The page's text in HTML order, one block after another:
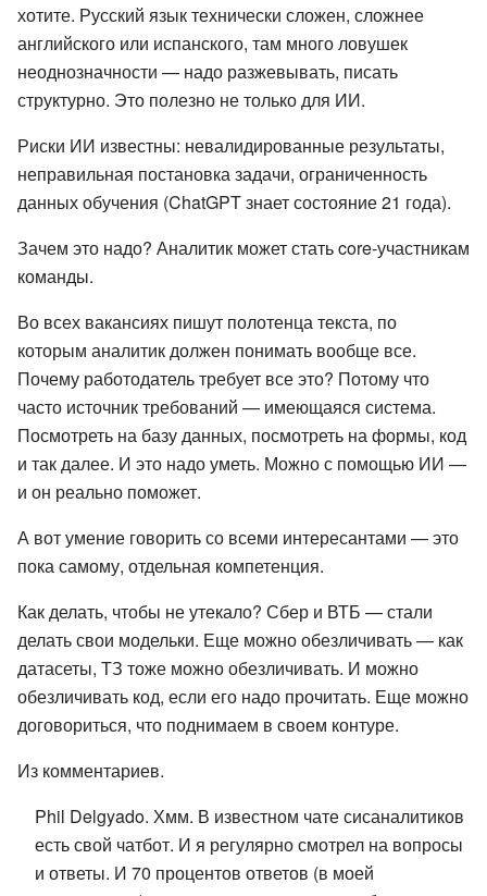
хотите. Русский язык технически сложен, сложнее
английского или испанского, там много ловушек
неоднозначности — надо разжевывать, писать
структурно. Это полезно не только для ИИ.
Риски ИИ известны: невалидированные результаты,
неправильная постановка задачи, ограниченность
данных обучения (ChatGPT знает состояние 21 года).
Зачем это надо? Аналитик может стать core-участникам
команды.
Во всех вакансиях пишут полотенца текста, по
которым аналитик должен понимать вообще все.
Почему работодатель требует все это? Потому что
часто источник требований — имеющаяся система.
Посмотреть на базу данных, посмотреть на формы, код
и так далее. И это надо уметь. Можно с помощью ИИ —
и он реально поможет.
А вот умение говорить со всеми интересантами — это
пока самому, отдельная компетенция.
Как делать, чтобы не утекало? Сбер и ВТБ — стали
делать свои модельки. Еще можно обезличивать — как
датасеты, ТЗ тоже можно обезличивать. И можно
обезличивать код, если его надо прочитать. Еще можно
договориться, что поднимаем в своем контуре.
Из комментариев.
Phil Delgyado. Хмм. В известном чате сисаналитиков
есть свой чатбот. И я регулярно смотрел на вопросы
и ответы. И 70 процентов ответов (в моей